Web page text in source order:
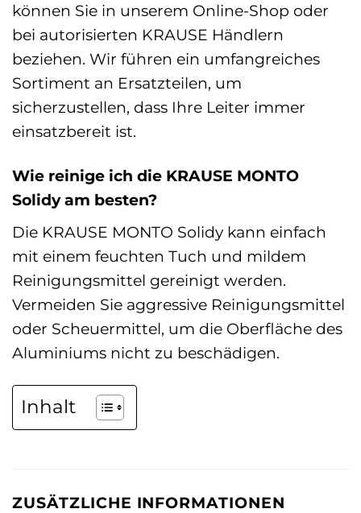
können Sie in unserem Online-Shop oder
bei autorisierten KRAUSE Händlern
beziehen. Wir führen ein umfangreiches
Sortiment an Ersatzteilen, um
sicherzustellen, dass Ihre Leiter immer
einsatzbereit ist.
Wie reinige ich die KRAUSE MONTO
Solidy am besten?
Die KRAUSE MONTO Solidy kann einfach
mit einem feuchten Tuch und mildem
Reinigungsmittel gereinigt werden.
Vermeiden Sie aggressive Reinigungsmittel
oder Scheuermittel, um die Oberfläche des
Aluminiums nicht zu beschädigen.
Inhalt
ZUSÄTZLICHE INFORMATIONEN